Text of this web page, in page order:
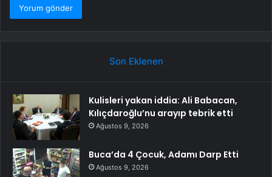
Son Eklenen
Kulisleri yakan iddia: Ali Babacan,
Kılıçdaroğlu’nu arayıp tebrik etti
Ağustos 9, 2026
Buca’da 4 Çocuk, Adamı Darp Etti
Ağustos 9, 2026